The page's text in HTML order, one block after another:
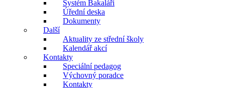
Systém Bakaláři
Úřední deska
Dokumenty
Další
Aktuality ze střední školy
Kalendář akcí
Kontakty
Speciální pedagog
Výchovný poradce
Kontakty